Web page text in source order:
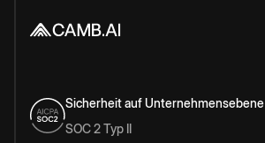
Sicherheit auf Unternehmensebene
SOC 2 Typ II